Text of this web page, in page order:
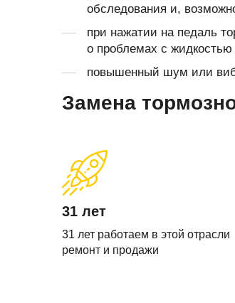
обследования и,
при нажатии на педаль
о проблемах с
повышенный шум или
Замена
31 лет
31 лет работаем в этой отрасли
ремонт и продажи